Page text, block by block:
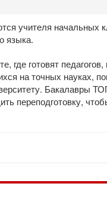
учителя начальных
языка.
где готовят
на точных науках,
Бакалавры
переподготовку,